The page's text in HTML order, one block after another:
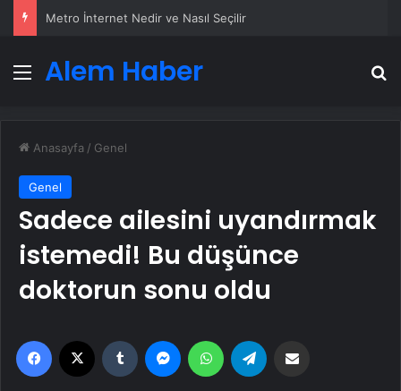
Metro İnternet Nedir ve Nasıl Seçilir
MenüAlem Haber
Anasayfa / Genel
Genel
Sadece ailesini uyandırmak
istemedi! Bu düşünce
doktorun sonu oldu
Facebook Tumblr MessengerWhatsApp